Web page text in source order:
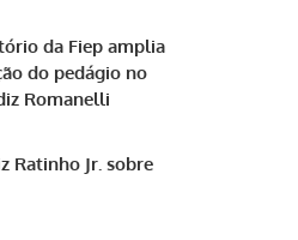
da Fiep amplia
do pedágio no
Romanelli
Ratinho Jr. sobre